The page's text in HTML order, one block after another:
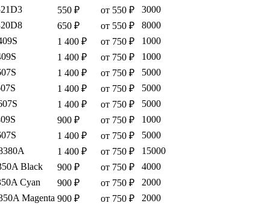
550 ₽ от 550 ₽
3000
650 ₽ от 550 ₽
8000
1 400 ₽ от 750 ₽
1000
1 400 ₽ от 750 ₽
1000
1 400 ₽ от 750 ₽
5000
1 400 ₽ от 750 ₽
5000
1 400 ₽ от 750 ₽
5000
900 ₽ от 750 ₽
1000
1 400 ₽ от 750 ₽
5000
1 400 ₽ от 750 ₽
15000
Black
900 ₽ от 750 ₽
4000
Cyan
900 ₽ от 750 ₽
2000
Magenta 900 ₽ от 750 ₽
2000